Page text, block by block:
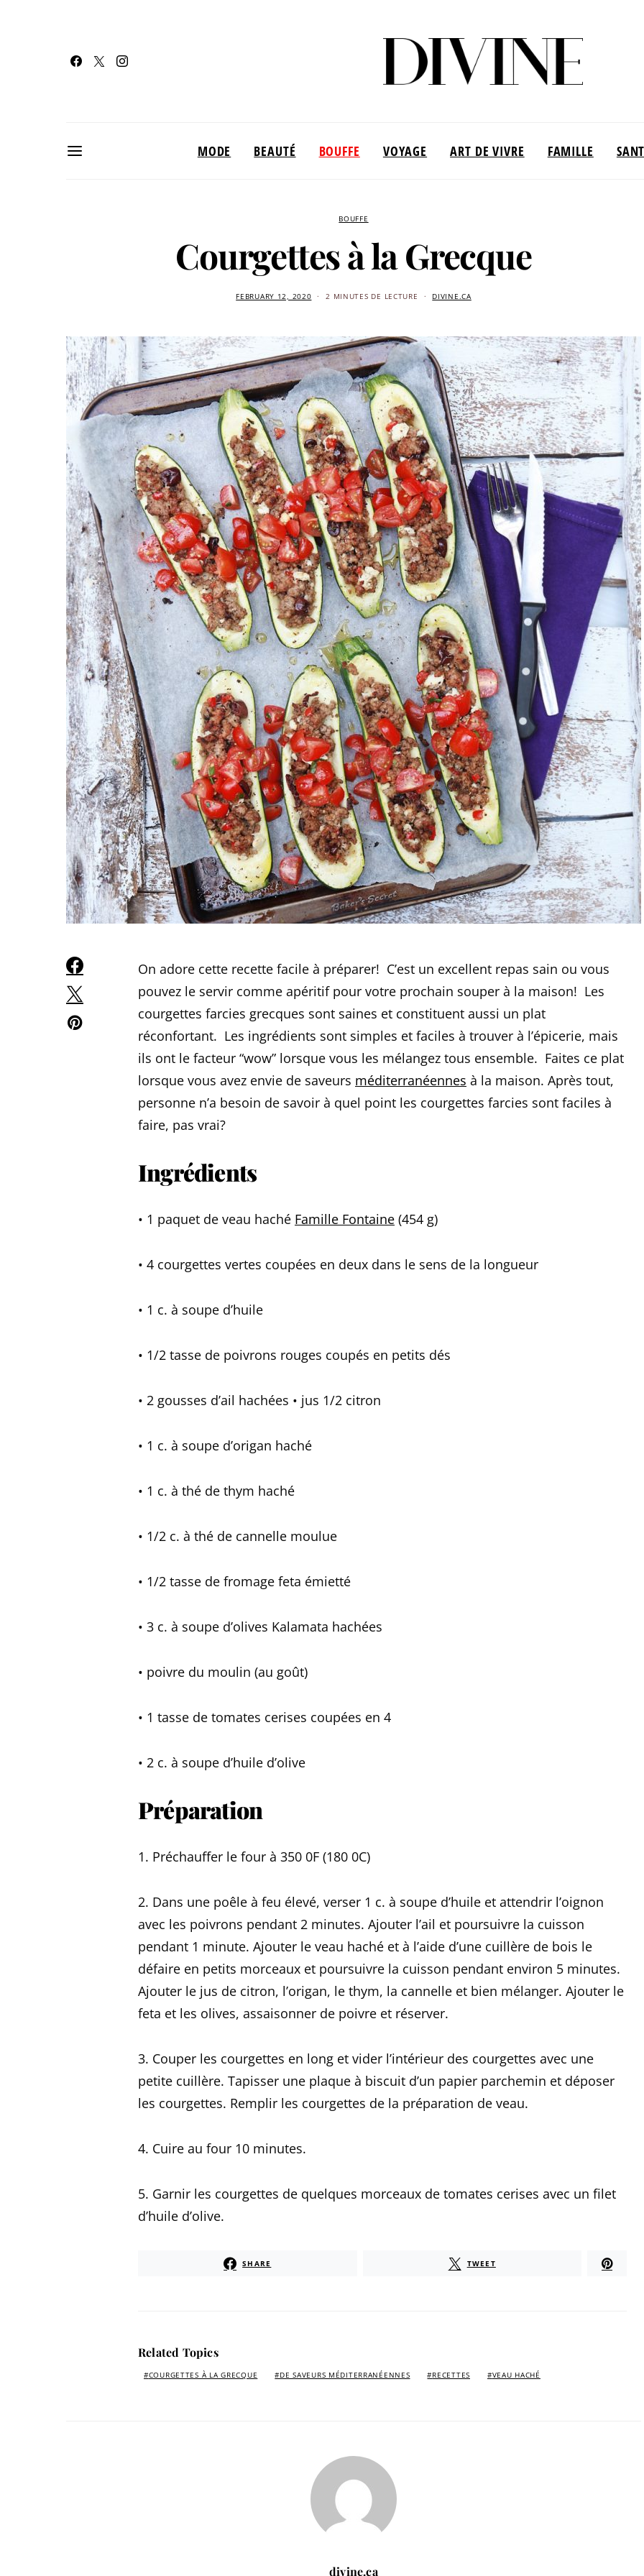
MODE BEAUTÉ BOUFFE VOYAGE ART DE VIVRE FAMILLE
BOUFFE
Courgettes à la Grecque
FEBRUARY 12, 2020 2 MINUTES DE LECTURE DIVINE.CA
On adore cette recette facile à préparer! C’est un excellent repas sain ou vous
pouvez le servir comme apéritif pour votre prochain souper à la maison! Les
courgettes farcies grecques sont saines et constituent aussi un plat
réconfortant. Les ingrédients sont simples et faciles à trouver à l’épicerie, mais
ils ont le facteur “wow” lorsque vous les mélangez tous ensemble. Faites ce plat
lorsque vous avez envie de saveurs méditerranéennes à la maison. Après tout,
personne n’a besoin de savoir à quel point les courgettes farcies sont faciles à
faire, pas vrai?
Ingrédients
• 1 paquet de veau haché Famille Fontaine (454 g)
• 4 courgettes vertes coupées en deux dans le sens de la longueur
• 1 c. à soupe d’huile
• 1/2 tasse de poivrons rouges coupés en petits dés
• 2 gousses d’ail hachées • jus 1/2 citron
• 1 c. à soupe d’origan haché
• 1 c. à thé de thym haché
• 1/2 c. à thé de cannelle moulue
• 1/2 tasse de fromage feta émietté
• 3 c. à soupe d’olives Kalamata hachées
• poivre du moulin (au goût)
• 1 tasse de tomates cerises coupées en 4
• 2 c. à soupe d’huile d’olive
Préparation
1. Préchauffer le four à 350 0F (180 0C)
2. Dans une poêle à feu élevé, verser 1 c. à soupe d’huile et attendrir l’oignon
avec les poivrons pendant 2 minutes. Ajouter l’ail et poursuivre la cuisson
pendant 1 minute. Ajouter le veau haché et à l’aide d’une cuillère de bois le
défaire en petits morceaux et poursuivre la cuisson pendant environ 5 minutes.
Ajouter le jus de citron, l’origan, le thym, la cannelle et bien mélanger. Ajouter le
feta et les olives, assaisonner de poivre et réserver.
3. Couper les courgettes en long et vider l’intérieur des courgettes avec une
petite cuillère. Tapisser une plaque à biscuit d’un papier parchemin et déposer
les courgettes. Remplir les courgettes de la préparation de veau.
4. Cuire au four 10 minutes.
5. Garnir les courgettes de quelques morceaux de tomates cerises avec un filet
d’huile d’olive.
SHARE TWEET
Related Topics
COURGETTES À LA GRECQUE DE SAVEURS MÉDITERRANÉENNES RECETTES VEAU HACHÉ
divine.ca